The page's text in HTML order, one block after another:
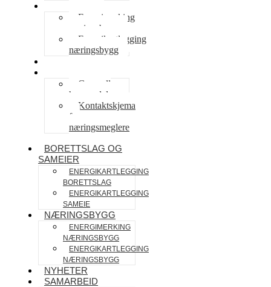
Energimerking
næringsbygg
Energikartlegging
næringsbygg
Generell
henvendelse
Kontaktskjema
for
næringsmeglere
BORETTSLAG OG
SAMEIER
ENERGIKARTLEGGING
BORETTSLAG
ENERGIKARTLEGGING
SAMEIE
NÆRINGSBYGG
ENERGIMERKING
NÆRINGSBYGG
ENERGIKARTLEGGING
NÆRINGSBYGG
NYHETER
SAMARBEID